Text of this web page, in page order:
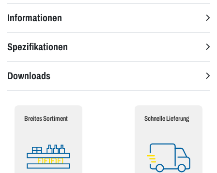
Informationen
Spezifikationen
Downloads
Breites Sortiment Schnelle Lieferung